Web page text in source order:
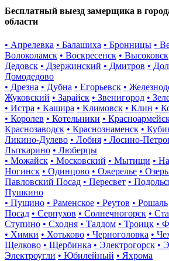
Бесплатный выезд замерщика в
области
• Апрелевка • Балашиха • Бронницы •
Волоколамск • Воскресенск • Высоковск
Дедовск • Дзержинский • Дмитров •
Домодедово
• Дрезна • Дубна • Егорьевск •
Жуковский • Зарайск • Звенигород •
• Истра • Кашира • Климовск • Клин •
• Королев • Котельники •
Краснозаводск • Краснознаменск •
Ликино-Дулево • Лобня • Лосино-
Лыткарино • Люберцы
• Можайск • Московский • Мытищи •
Ногинск • Одинцово • Ожерелье •
Павловский Посад • Пересвет •
Пушкино
• Пущино • Раменское • Реутов • Рошаль
Посад • Серпухов • Солнечногорск •
Ступино • Сходня • Талдом • Троицк •
• Химки • Хотьково • Черноголовка •
Щелково • Щербинка • Электрогорск •
Электроугли • Юбилейный • Яхрома